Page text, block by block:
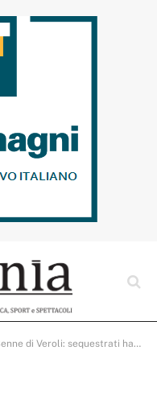
sequestrati hashish e cocaina